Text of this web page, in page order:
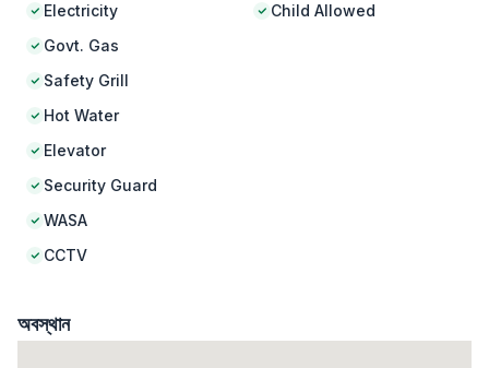
Electricity
Govt. Gas
Safety Grill
Hot Water
Elevator
Security Guard
WASA
CCTV
Child Allowed
অবস্থান